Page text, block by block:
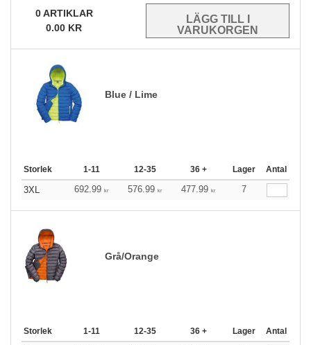
0ARTIKLAR
0.00 KR
Blue / Lime
Storlek 1-11 12-35 36 + Lager Antal
3XL 692.99 kr 576.99 kr 477.99 kr 7
Grå/Orange
Storlek 1-11 12-35 36 + Lager Antal